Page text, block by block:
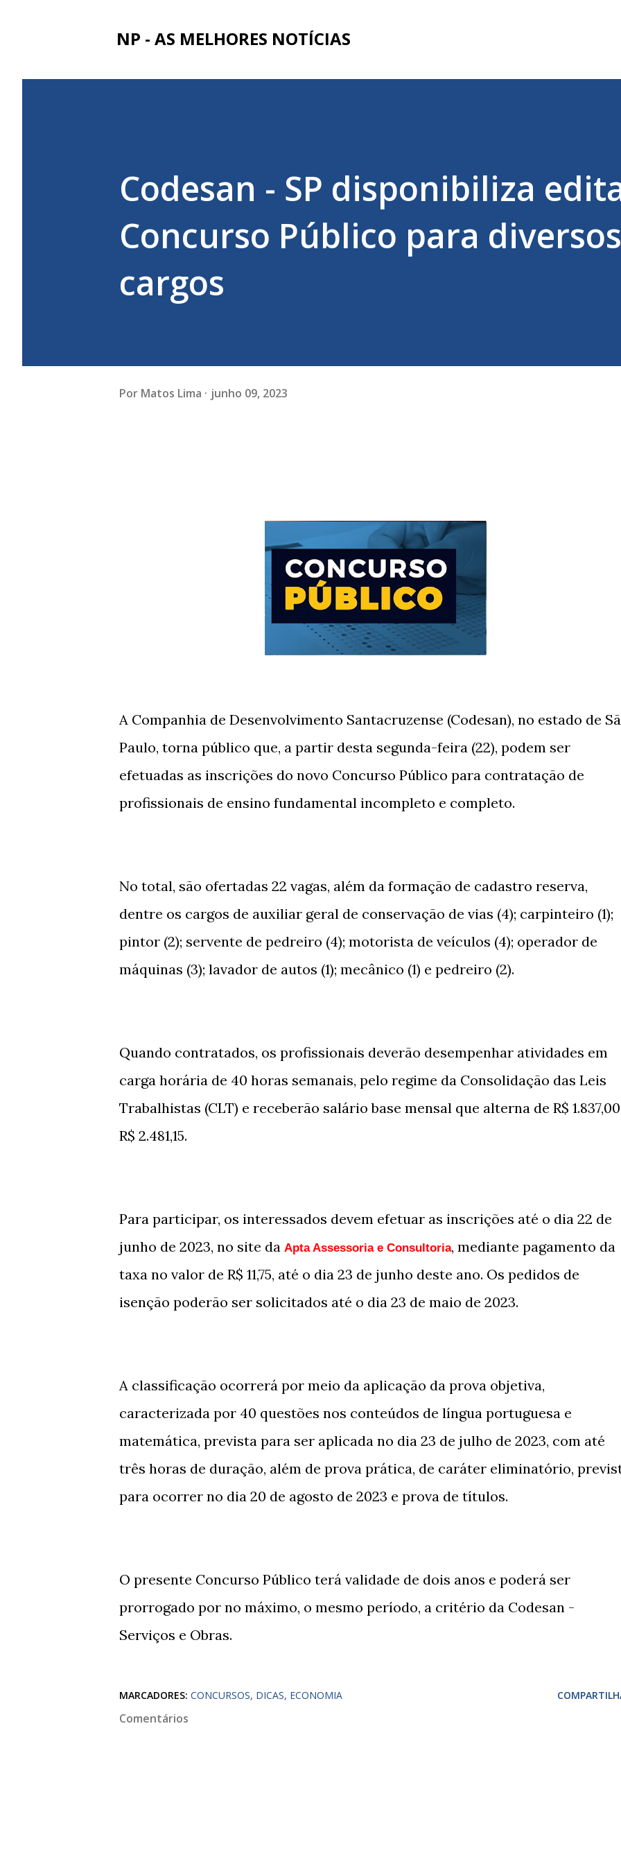
NP - AS MELHORES NOTÍCIAS
Codesan - SP disponibiliza
Concurso Público para diversos
cargos
Por Matos Lima junho 09, 2023
A Companhia de Desenvolvimento Santacruzense (Codesan), no estado de
Paulo, torna público que, a partir desta segunda-feira (22), podem ser
efetuadas as inscrições do novo Concurso Público para contratação de
profissionais de ensino fundamental incompleto e completo.
No total, são ofertadas 22 vagas, além da formação de cadastro reserva,
dentre os cargos de auxiliar geral de conservação de vias (4); carpinteiro (1);
pintor (2); servente de pedreiro (4); motorista de veículos (4); operador de
máquinas (3); lavador de autos (1); mecânico (1) e pedreiro (2).
Quando contratados, os profissionais deverão desempenhar atividades em
carga horária de 40 horas semanais, pelo regime da Consolidação das Leis
Trabalhistas (CLT) e receberão salário base mensal que alterna de R$
R$ 2.481,15.
Para participar, os interessados devem efetuar as inscrições até o dia 22 de
junho de 2023, no site da Apta Assessoria e Consultoria, mediante pagamento da
taxa no valor de R$ 11,75, até o dia 23 de junho deste ano. Os pedidos de
isenção poderão ser solicitados até o dia 23 de maio de 2023.
A classificação ocorrerá por meio da aplicação da prova objetiva,
caracterizada por 40 questões nos conteúdos de língua portuguesa e
matemática, prevista para ser aplicada no dia 23 de julho de 2023, com até
três horas de duração, além de prova prática, de caráter eliminatório,
para ocorrer no dia 20 de agosto de 2023 e prova de títulos.
O presente Concurso Público terá validade de dois anos e poderá ser
prorrogado por no máximo, o mesmo período, a critério da Codesan -
Serviços e Obras.
MARCADORES: CONCURSOS DICAS ECONOMIA
Comentários